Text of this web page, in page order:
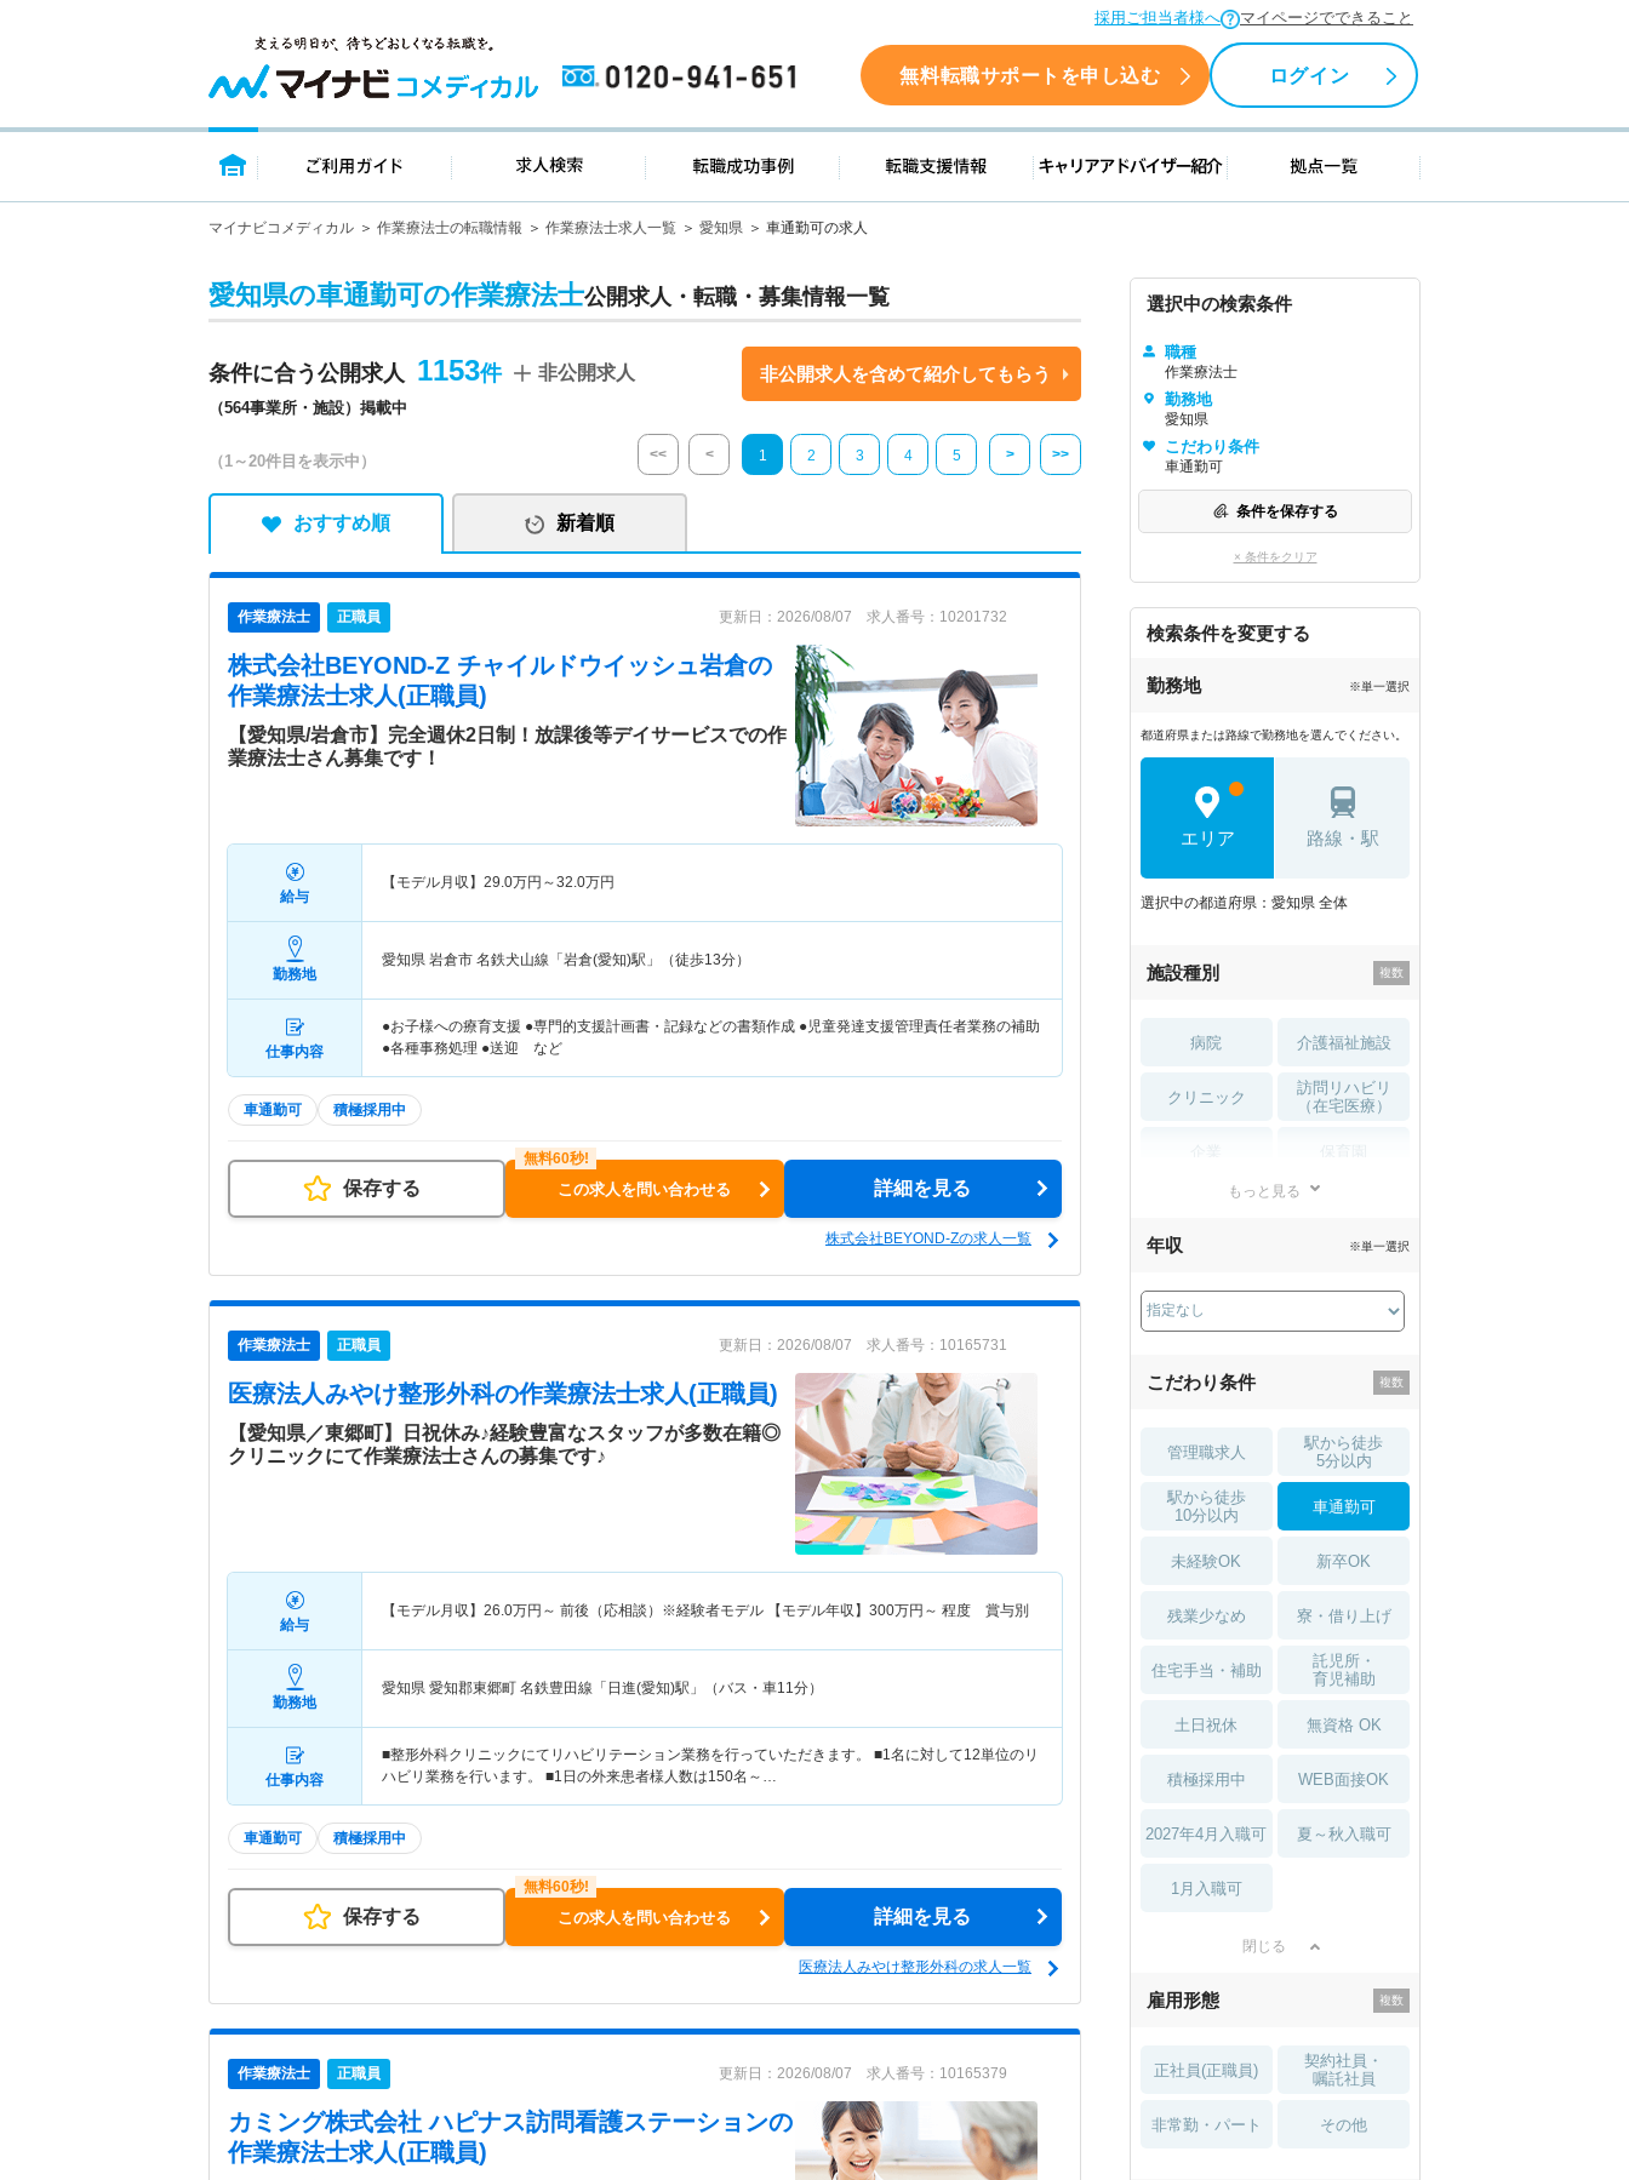
採用ご担当者様へ マイページでできること
0120-941-651 無料転職サポートを申し込む ログイン
トップページ ご利用ガイド 求人検索 転職成功事例 転職支援情報 キャリアアドバイザー紹介 拠点一覧
マイナビコメディカル 作業療法士の転職情報 作業療法士求人一覧 愛知県 車通勤可の求人
愛知県の車通勤可の作業療法士公開求人・転職・募集情報一覧
条件に合う公開求人 1153
（564事業所・施設）掲載中
非公開求人 非公開求人を含めて紹介してもらう
（1～20件目を表示中） << < 1 2 3 4 5 > >>
おすすめ順 新着順
作業療法士 正職員 更新日：2026/08/07 求人番号：10201732
株式会社BEYOND-Z チャイルドウイッシュ岩倉の
作業療法士求人(正職員)
【愛知県/岩倉市】完全週休2日制！放課後等デイサービスでの作
業療法士さん募集です！
給与
【モデル月収】 29.0万円～32.0万円
勤務地
愛知県 岩倉市 名鉄犬山線「岩倉(愛知)駅」（徒歩13分）
仕事内容
●お子様への療育支援 ●専門的支援計画書・記録などの書類作成 ●児童発達支援管理責任者業務の補助
●各種事務処理 ●送迎 など
車通勤可 積極採用中
保存する この求人を問い合わせる 詳細を見る
株式会社BEYOND-Zの求人一覧
作業療法士 正職員 更新日：2026/08/07 求人番号：10165731
医療法人みやけ整形外科の作業療法士求人(正職員)
【愛知県／東郷町】日祝休み♪経験豊富なスタッフが多数在籍◎
クリニックにて作業療法士さんの募集です♪
給与
【モデル月収】 26.0万円～ 前後（応相談）※経験者モデル 【モデル年収】 300万円～ 程度 賞与別
勤務地
愛知県 愛知郡東郷町 名鉄豊田線「日進(愛知)駅」（バス・車11分）
仕事内容
■整形外科クリニックにてリハビリテーション業務を行っていただきます。 ■1名に対して12単位のリ
ハビリ業務を行います。 ■1日の外来患者様人数は150名～…
車通勤可 積極採用中
保存する この求人を問い合わせる 詳細を見る
医療法人みやけ整形外科の求人一覧
作業療法士 正職員 更新日：2026/08/07 求人番号：10165379
カミング株式会社 ハピナス訪問看護ステーションの
作業療法士求人(正職員)
選択中の検索条件
職種
作業療法士
勤務地
愛知県
こだわり条件
車通勤可
条件を保存する
× 条件をクリア
検索条件を変更する
勤務地 ※単一選択
都道府県または路線で勤務地を選んでください。
エリア 路線・駅
選択中の都道府県：愛知県 全体
施設種別
病院 介護福祉施設
クリニック
訪問リハビリ
（在宅医療）
薬局・
もっと見る
年収 ※単一選択
こだわり条件
管理職求人
駅から徒歩
5分以内
駅から徒歩
10分以内
車通勤可
未経験OK 新卒OK
残業少なめ 寮・借り上げ
住宅手当・補助
託児所・
育児補助
土日祝休 無資格 OK
積極採用中 WEB面接OK
2027年4月入職可 夏～秋入職可
1月入職可
閉じる
雇用形態
正社員(正職員)
契約社員・
嘱託社員
非常勤・パート その他